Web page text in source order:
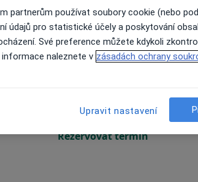
Dnes Zítra So Ne
Online rezervace termínu není k dispozici
Rezervovat termín
partnerům používat soubory cookie (nebo
údajů pro statistické účely a poskytování
Své preference můžete kdykoli
naleznete v zásadách ochrany
Upravit nastavení